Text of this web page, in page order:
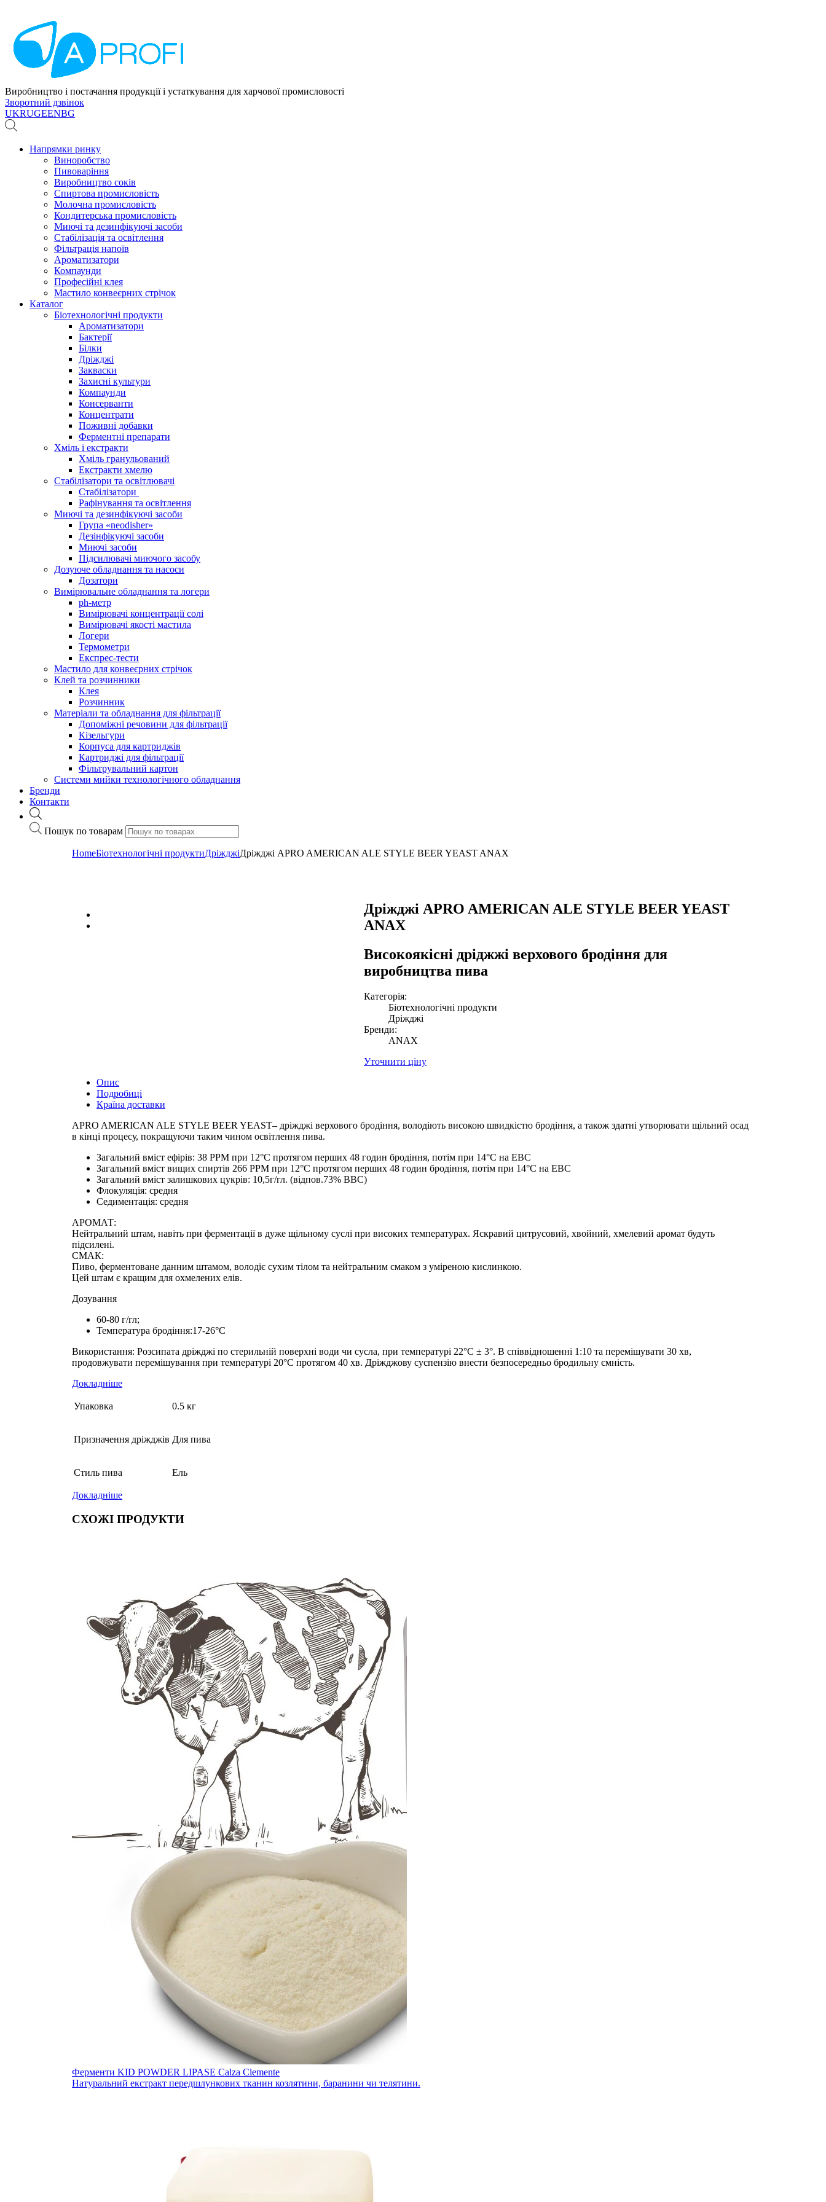
Виробництво і постачання продукції і устаткування для харчової промисловості
Зворотний дзвінок
UKRUGEENBG
Напрямки ринку
Виноробство
Пивоваріння
Виробництво соків
Спиртова промисловість
Молочна промисловість
Кондитерська промисловість
Миючі та дезинфікуючі засоби
Стабілізація та освітлення
Фільтрація напоїв
Ароматизатори
Компаунди
Професійні клея
Мастило конвеєрних стрічок
Каталог
Біотехнологічні продукти
Ароматизатори
Бактерії
Білки
Дріжджі
Закваски
Захисні культури
Компаунди
Консерванти
Концентрати
Поживні добавки
Ферментні препарати
Хміль і екстракти
Хміль гранульований
Екстракти хмелю
Стабілізатори та освітлювачі
Стабілізатори
Рафінування та освітлення
Миючі та дезинфікуючі засоби
Група «neodisher»
Дезінфікуючі засоби
Миючі засоби
Підсилювачі миючого засобу
Дозуюче обладнання та насоси
Дозатори
Вимірювальне обладнання та логери
ph-метр
Вимірювачі концентрації солі
Вимірювачі якості мастила
Логери
Термометри
Експрес-тести
Мастило для конвеєрних стрічок
Клей та розчинники
Клея
Розчинник
Матеріали та обладнання для фільтрації
Допоміжні речовини для фільтрації
Кізельгури
Корпуса для картриджів
Картриджі для фільтрації
Фільтрувальний картон
Системи мийки технологічного обладнання
Бренди
Контакти
Пошук по товарам
HomeБіотехнологічні продуктиДріжджіДріжджі APRO AMERICAN ALE STYLE BEER YEAST ANAX
Дріжджі APRO AMERICAN ALE STYLE BEER YEAST
ANAX
Високоякісні дріджжі верхового бродіння для
виробництва пива
Категорія:
Біотехнологічні продукти
Дріжджі
Бренди:
ANAX
Уточнити ціну
Опис
Подробиці
Країна доставки
APRO AMERICAN ALE STYLE BEER YEAST– дріжджі верхового бродіння, володіють високою швидкістю бродіння, а також здатні утворювати щільний осад
в кінці процесу, покращуючи таким чином освітлення пива.
Загальний вміст ефірів: 38 PPM при 12°С протягом перших 48 годин бродіння, потім при 14°С на EBC
Загальний вміст вищих спиртів 266 PPM при 12°С протягом перших 48 годин бродіння, потім при 14°С на EBC
Загальний вміст залишкових цукрів: 10,5г/гл. (відпов.73% ВВС)
Флокуляція: средня
Седиментація: средня
АРОМАТ:
Нейтральний штам, навіть при ферментації в дуже щільному суслі при високих температурах. Яскравий цитрусовий, хвойний, хмелевий аромат будуть
підсилені.
СМАК:
Пиво, ферментоване данним штамом, володіє сухим тілом та нейтральним смаком з уміреною кислинкою.
Цей штам є кращим для охмелених елів.
Дозування
60-80 г/гл;
Температура бродіння:17-26°C
Використання: Розсипата дріжджі по стерильній поверхні води чи сусла, при температурі 22°С ± 3°. В співвідношенні 1:10 та перемішувати 30 хв,
продовжувати перемішування при температурі 20°С протягом 40 хв. Дріжджову суспензію внести безпосередньо бродильну ємність.
Докладніше
Упаковка 0.5 кг
Призначення дріжджів Для пива
Стиль пива Ель
Докладніше
СХОЖІ ПРОДУКТИ
Ферменти KID POWDER LIPASE Calza Clemente
Натуральний екстракт передшлункових тканин козлятини, баранини чи телятини.